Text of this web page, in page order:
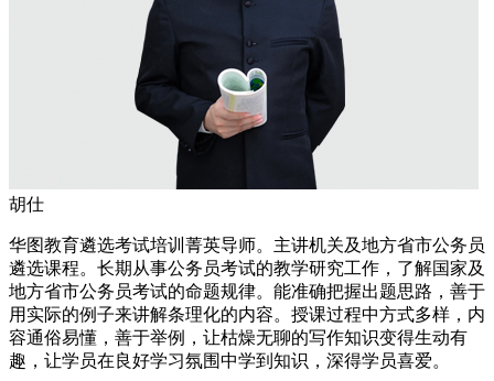
胡仕
华图教育遴选考试培训菁英导师。主讲机关及地方省市公务员
遴选课程。长期从事公务员考试的教学研究工作，了解国家及
地方省市公务员考试的命题规律。能准确把握出题思路，善于
用实际的例子来讲解条理化的内容。授课过程中方式多样，内
容通俗易懂，善于举例，让枯燥无聊的写作知识变得生动有
趣，让学员在良好学习氛围中学到知识，深得学员喜爱。